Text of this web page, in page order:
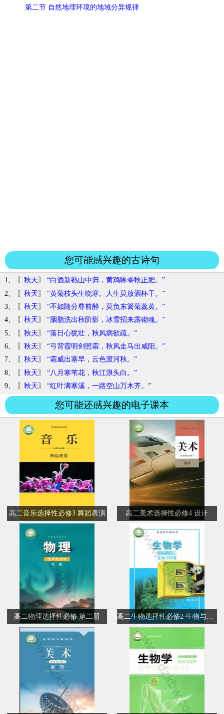
第二节 自然地理环境的地域分异规律
您可能感兴趣的古诗句
1、 〖 秋天〗 “白酒新熟山中归，黄鸡啄黍秋正肥。”
2、 〖 秋天〗 “黄菊枝头生晓寒。人生莫放酒杯干。”
3、 〖 秋天〗 “不如随分尊前醉，莫负东篱菊蕊黄。”
4、 〖 秋天〗 “胭脂洗出秋阶影，冰雪招来露砌魂。”
5、 〖 秋天〗 “落日心犹壮，秋风病欲疏。”
6、 〖 秋天〗 “弓背霞明剑照霜，秋风走马出咸阳。”
7、 〖 秋天〗 “霜威出塞早，云色渡河秋。”
8、 〖 秋天〗 “八月寒苇花，秋江浪头白。”
9、 〖 秋天〗 “红叶满寒溪，一路空山万木齐。”
您可能还感兴趣的电子课本
高二音乐选择性必修3 舞蹈表演 高二美术选择性必修4 设计
高二物理选择性必修 第二册 高二生物选择性必修2 生物与环境